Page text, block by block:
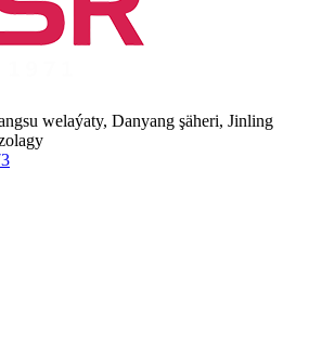
welaýaty, Danyang şäheri, Jinling